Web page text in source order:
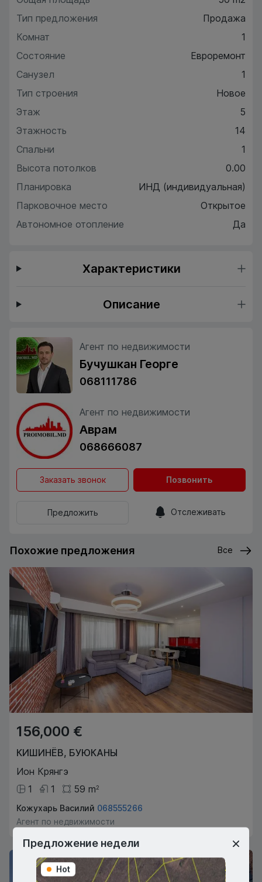
Тип предложения
Продажа
Комнат
1
Состояние
Евроремонт
Санузел
1
Тип строения
Новое
Этаж
5
Этажность
14
Спальни
1
Высота потолков
0.00
Планировка
ИНД (индивидуальная)
Парковочное место
Открытое
Автономное отопление
Да
Характеристики
Описание
Агент по недвижимости
Бучушкан Георге
068111786
Агент по недвижимости
Аврам
068666087
Заказать звонок Позвонить
Предложить Отслеживать
Похожие предложения Все
156,000 €
КИШИНЁВ, БУЮКАНЫ
Ион Крянгэ
1
1 59 m2
Кожухарь Василий 068555266
Агент по недвижимости
Предложение недели
Hot Hot